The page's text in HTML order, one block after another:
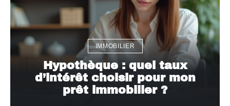
IMMOBILIER
Hypothèque : quel taux
d’intérêt choisir pour mon
prêt immobilier ?